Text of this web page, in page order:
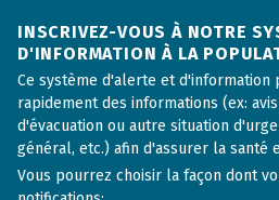
INSCRIVEZ-VOUS À NOTRE
D'INFORMATION À LA
Ce système d'alerte et d'information
rapidement des informations (ex:
d'évacuation ou autre situation
général, etc.) afin d'assurer la santé
Vous pourrez choisir la façon dont